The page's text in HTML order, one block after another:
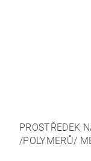
PROSTŘEDEK
/POLYMERŮ/